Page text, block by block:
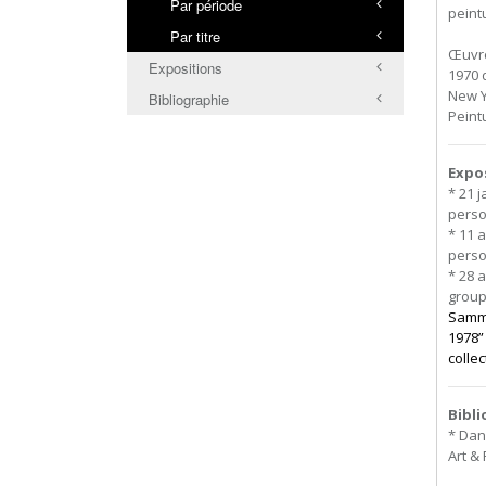
Par période
Par titre
Expositions
Bibliographie
New
* 21
* 11
* 28
*
Art &